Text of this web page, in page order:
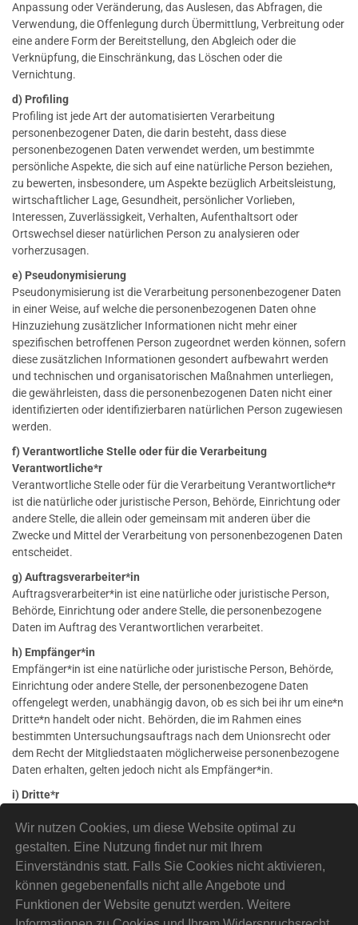
Wir nutzen Cookies, um diese Website optimal zu
gestalten. Eine Nutzung findet nur mit Ihrem
Einverständnis statt. Falls Sie Cookies nicht aktivieren,
können gegebenenfalls nicht alle Angebote und
Funktionen der Website genutzt werden. Weitere
Anpassung oder Veränderung, das Auslesen, das Abfragen, die
Verwendung, die Offenlegung durch Übermittlung, Verbreitung oder
eine andere Form der Bereitstellung, den Abgleich oder die
Verknüpfung, die Einschränkung, das Löschen oder die
Vernichtung.
d) Profiling
Profiling ist jede Art der automatisierten Verarbeitung
personenbezogener Daten, die darin besteht, dass diese
personenbezogenen Daten verwendet werden, um bestimmte
persönliche Aspekte, die sich auf eine natürliche Person beziehen,
zu bewerten, insbesondere, um Aspekte bezüglich Arbeitsleistung,
wirtschaftlicher Lage, Gesundheit, persönlicher Vorlieben,
Interessen, Zuverlässigkeit, Verhalten, Aufenthaltsort oder
Ortswechsel dieser natürlichen Person zu analysieren oder
vorherzusagen.
e) Pseudonymisierung
Pseudonymisierung ist die Verarbeitung personenbezogener Daten
in einer Weise, auf welche die personenbezogenen Daten ohne
Hinzuziehung zusätzlicher Informationen nicht mehr einer
spezifischen betroffenen Person zugeordnet werden können, sofern
diese zusätzlichen Informationen gesondert aufbewahrt werden
und technischen und organisatorischen Maßnahmen unterliegen,
die gewährleisten, dass die personenbezogenen Daten nicht einer
identifizierten oder identifizierbaren natürlichen Person zugewiesen
werden.
f) Verantwortliche Stelle oder für die Verarbeitung
Verantwortliche*r
Verantwortliche Stelle oder für die Verarbeitung Verantwortliche*r
ist die natürliche oder juristische Person, Behörde, Einrichtung oder
andere Stelle, die allein oder gemeinsam mit anderen über die
Zwecke und Mittel der Verarbeitung von personenbezogenen Daten
entscheidet.
g) Auftragsverarbeiter*in
Auftragsverarbeiter*in ist eine natürliche oder juristische Person,
Behörde, Einrichtung oder andere Stelle, die personenbezogene
Daten im Auftrag des Verantwortlichen verarbeitet.
h) Empfänger*in
Empfänger*in ist eine natürliche oder juristische Person, Behörde,
Einrichtung oder andere Stelle, der personenbezogene Daten
offengelegt werden, unabhängig davon, ob es sich bei ihr um eine*n
Dritte*n handelt oder nicht. Behörden, die im Rahmen eines
bestimmten Untersuchungsauftrags nach dem Unionsrecht oder
dem Recht der Mitgliedstaaten möglicherweise personenbezogene
Daten erhalten, gelten jedoch nicht als Empfänger*in.
i) Dritte*r
Einrichtung oder andere Stelle außer der betroffenen Person, dem*r
Verantwortlichen, dem*r Auftragsverarbeiter*in und den Personen,
die unter der unmittelbaren Verantwortung des*r Verantwortlichen
oder des*r Auftragsverarbeiters*in befugt sind, die
personenbezogenen Daten zu verarbeiten.
j) Einwilligung